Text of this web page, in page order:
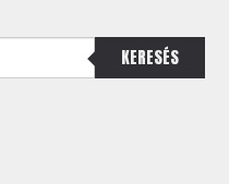
KERESÉS